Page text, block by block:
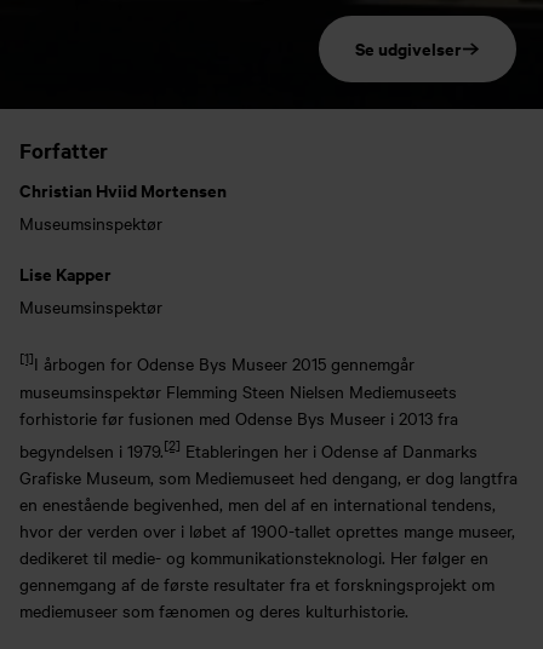
Se udgivelser
Forfatter
Christian Hviid Mortensen
Museumsinspektør
Lise Kapper
Museumsinspektør
[1]I årbogen for Odense Bys Museer 2015 gennemgår
museumsinspektør Flemming Steen Nielsen Mediemuseets
forhistorie før fusionen med Odense Bys Museer i 2013 fra
begyndelsen i 1979.[2] Etableringen her i Odense af Danmarks
Grafiske Museum, som Mediemuseet hed dengang, er dog langtfra
en enestående begivenhed, men del af en international tendens,
hvor der verden over i løbet af 1900-tallet oprettes mange museer,
dedikeret til medie- og kommunikationsteknologi. Her følger en
gennemgang af de første resultater fra et forskningsprojekt om
mediemuseer som fænomen og deres kulturhistorie.